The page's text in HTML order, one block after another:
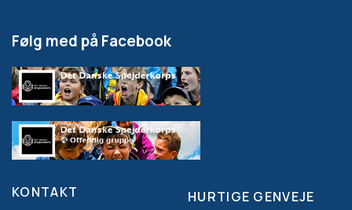
Følg med på Facebook
KONTAKT
HURTIGE GENVEJE